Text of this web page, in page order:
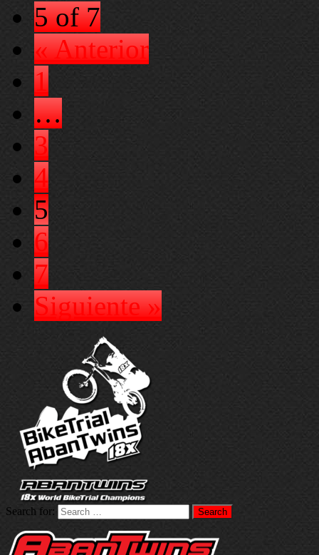
5 of 7
« Anterior
1
…
3
4
5
6
7
Siguiente »
Search for: